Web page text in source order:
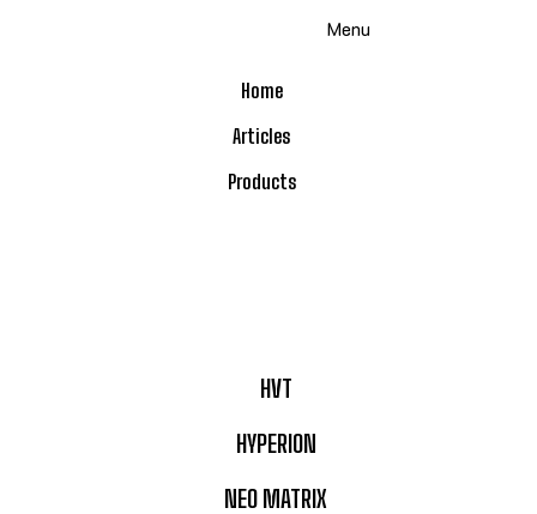
Home
Articles
Products
HVT
HYPERION
NEO MATRIX
Menu